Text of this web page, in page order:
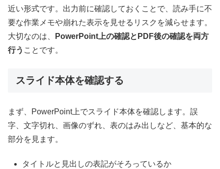
近い形式です。出力前に確認しておくことで、読み手に不
要な作業メモや崩れた表示を見せるリスクを減らせます。
大切なのは、
PowerPoint上の確認とPDF後の確認を両方
行う ことです。
スライド本体を確認する
まず、PowerPoint上でスライド本体を確認します。誤
字、文字切れ、画像のずれ、表のはみ出しなど、基本的な
部分を見ます。
タイトルと見出しの表記がそろっているか